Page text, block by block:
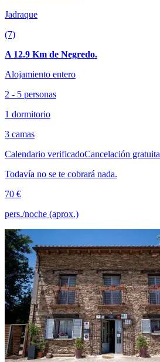
Jadraque
(7)
A 12.9 Km de Negredo.
Alojamiento entero
2 - 5 personas
1 dormitorio
3 camas
Calendario verificadoCancelación gratuita
Todavía no se te cobrará nada.
70 €
pers./noche (aprox.)